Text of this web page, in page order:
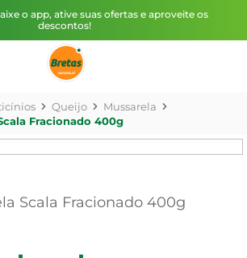
o app, ative suas ofertas e aproveite os
descontos!
Queijo
Mussarela
Fracionado 400g
Scala Fracionado 400g